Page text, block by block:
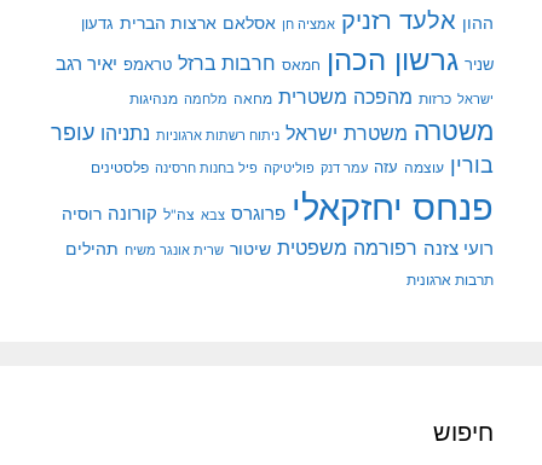
ההון אלעד רזניק אמציה חן אסלאם ארצות הברית גדעון
שניר גרשון הכהן חמאס חרבות ברזל טראמפ יאיר רגב
ישראל כרזות מהפכה משטרית מחאה מלחמה מנהיגות
משטרה משטרת ישראל ניתוח רשתות ארגוניות נתניהו עופר
בורין עוצמה עזה עמר דנק פוליטיקה פיל בחנות חרסינה פלסטינים
פנחס יחזקאלי פרוגרס צבא צה"ל קורונה רוסיה
רועי צזנה רפורמה משפטית שיטור שרית אונגר משיח תהילים
תרבות ארגונית
חיפוש